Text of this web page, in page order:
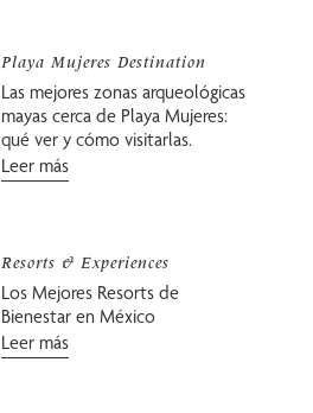
Playa Mujeres Destination
Las mejores zonas arqueológicas
mayas cerca de Playa Mujeres:
qué ver y cómo visitarlas.
Leer más
Resorts & Experiences
Los Mejores Resorts de
Bienestar en México
Leer más